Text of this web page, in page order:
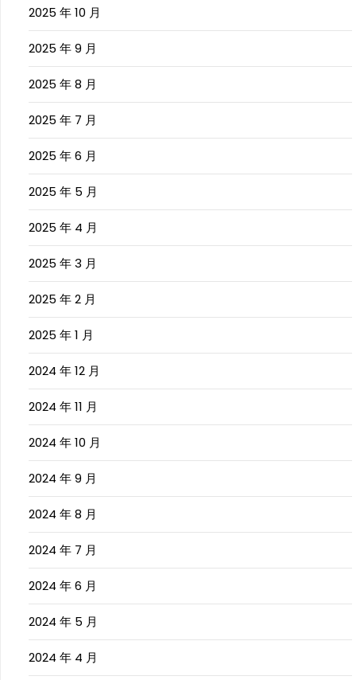
2025 年 10 月
2025 年 9 月
2025 年 8 月
2025 年 7 月
2025 年 6 月
2025 年 5 月
2025 年 4 月
2025 年 3 月
2025 年 2 月
2025 年 1 月
2024 年 12 月
2024 年 11 月
2024 年 10 月
2024 年 9 月
2024 年 8 月
2024 年 7 月
2024 年 6 月
2024 年 5 月
2024 年 4 月